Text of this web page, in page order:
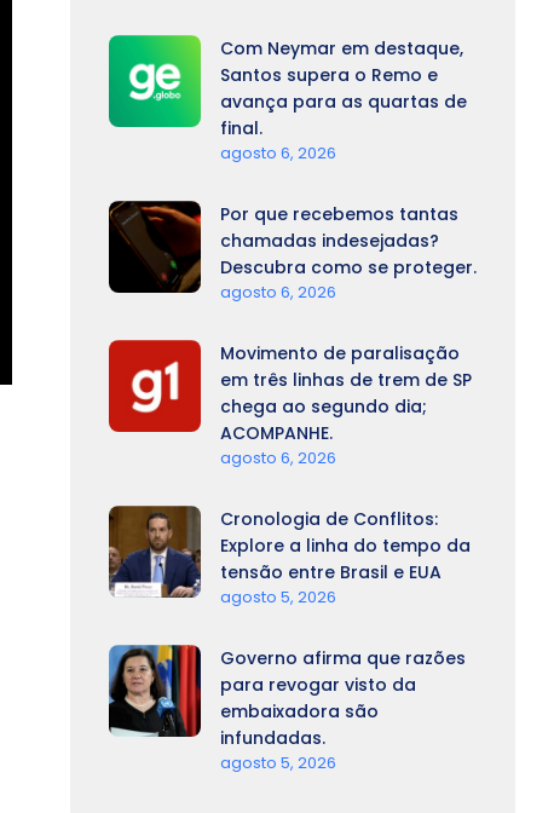
Com Neymar em destaque,
Santos supera o Remo e
avança para as quartas de
final.
agosto 6, 2026
Por que recebemos tantas
chamadas indesejadas?
Descubra como se proteger.
agosto 6, 2026
Movimento de paralisação
em três linhas de trem de SP
chega ao segundo dia;
ACOMPANHE.
agosto 6, 2026
Cronologia de Conflitos:
Explore a linha do tempo da
tensão entre Brasil e EUA
agosto 5, 2026
Governo afirma que razões
para revogar visto da
embaixadora são
infundadas.
agosto 5, 2026